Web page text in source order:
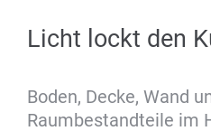
Licht lockt den
Boden, Decke, Wand
Raumbestandteile im